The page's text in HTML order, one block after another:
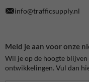
info@trafficsupply.nl
Meld je aan voor onze
Wil je op de hoogte
ontwikkelingen. Vul dan